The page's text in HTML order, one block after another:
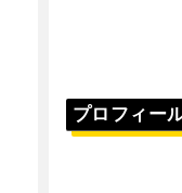
プロフィー